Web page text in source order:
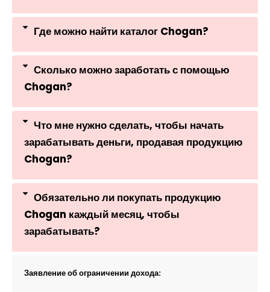
Где можно найти каталог Chogan?
Сколько можно заработать с помощью
Chogan?
Что мне нужно сделать, чтобы начать
зарабатывать деньги, продавая продукцию
Chogan?
Обязательно ли покупать продукцию
Chogan каждый месяц, чтобы
зарабатывать?
Заявление об ограничении дохода: